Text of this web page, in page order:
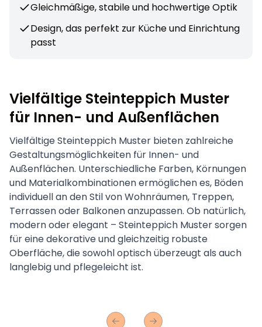
Gleichmäßige, stabile und hochwertige Optik
Design, das perfekt zur Küche und Einrichtung
passt
Vielfältige Steinteppich Muster
für Innen- und Außenflächen
Vielfältige Steinteppich Muster bieten zahlreiche
Gestaltungsmöglichkeiten für Innen- und
Außenflächen. Unterschiedliche Farben, Körnungen
und Materialkombinationen ermöglichen es, Böden
individuell an den Stil von Wohnräumen, Treppen,
Terrassen oder Balkonen anzupassen. Ob natürlich,
modern oder elegant – Steinteppich Muster sorgen
für eine dekorative und gleichzeitig robuste
Oberfläche, die sowohl optisch überzeugt als auch
langlebig und pflegeleicht ist.